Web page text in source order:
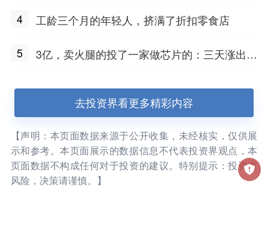
4 工龄三个月的年轻人，挤满了折扣零食店
5
3亿，卖火腿的投了一家做芯片的：三天涨出2
去投资界看更多精彩内容
【声明：本页面数据来源于公开收集，未经核实，仅供展
示和参考。本页面展示的数据信息不代表投资界观点，本
页面数据不构成任何对于投资的建议。特别提示：投资有
风险，决策请谨慎。】